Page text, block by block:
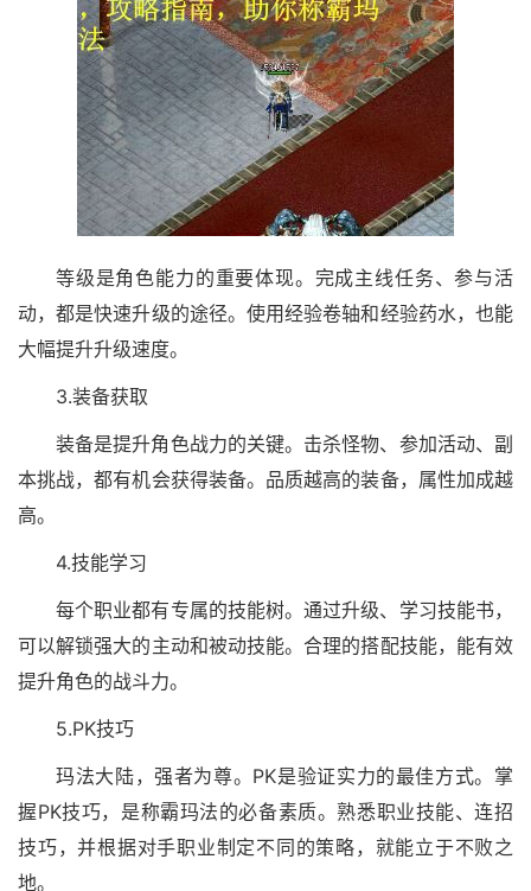
等级是角色能力的重要体现。完成主线任务、参与活
动，都是快速升级的途径。使用经验卷轴和经验药水，也能
大幅提升升级速度。
3.装备获取
装备是提升角色战力的关键。击杀怪物、参加活动、副
本挑战，都有机会获得装备。品质越高的装备，属性加成越
高。
4.技能学习
每个职业都有专属的技能树。通过升级、学习技能书，
可以解锁强大的主动和被动技能。合理的搭配技能，能有效
提升角色的战斗力。
5.PK技巧
玛法大陆，强者为尊。PK是验证实力的最佳方式。掌
握PK技巧，是称霸玛法的必备素质。熟悉职业技能、连招
技巧，并根据对手职业制定不同的策略，就能立于不败之
地。